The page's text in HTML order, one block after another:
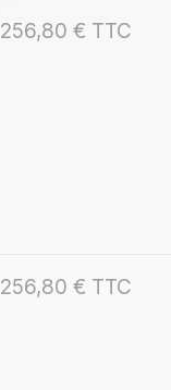
256,80 € TTC
256,80 € TTC